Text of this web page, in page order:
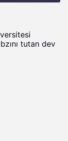
tutan dev